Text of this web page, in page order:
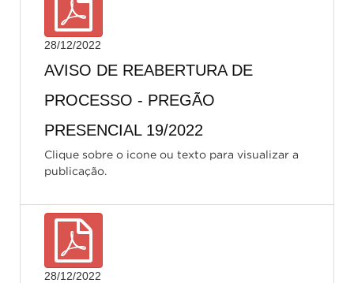
28/12/2022
AVISO DE REABERTURA DE
PROCESSO - PREGÃO
PRESENCIAL 19/2022
Clique sobre o icone ou texto para visualizar a
publicação.
28/12/2022